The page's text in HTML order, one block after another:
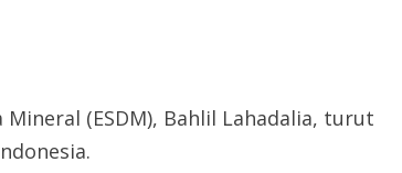
(ESDM), Bahlil Lahadalia, turut